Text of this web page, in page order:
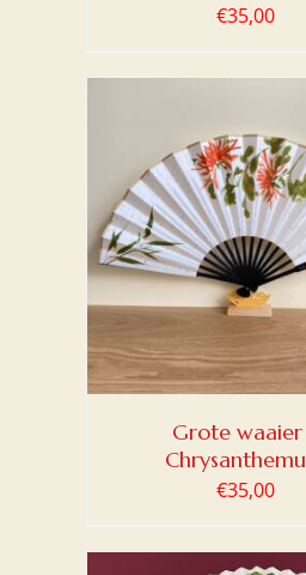
€35,00
Grote waaier
€35,00
TOEVOEGEN AAN
/